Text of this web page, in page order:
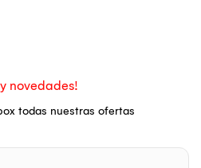
novedades!
todas nuestras ofertas